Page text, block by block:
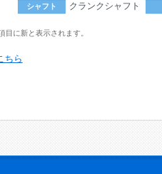
シャフト クランクシャフト
目に新と表示されます。
ちら